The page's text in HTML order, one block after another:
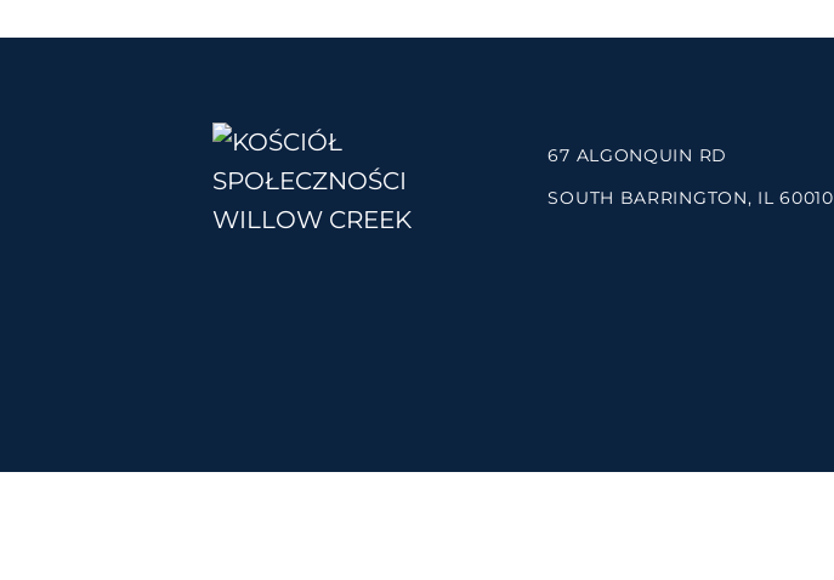
67 ALGONQUIN RD
SOUTH BARRINGTON, IL 60010